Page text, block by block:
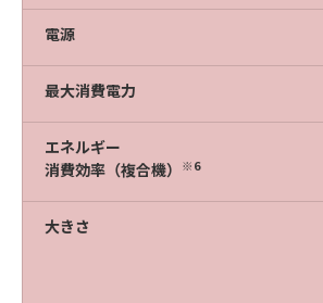
電源
最大消費電力
エネルギー
消費効率（複合機）
※6
大きさ